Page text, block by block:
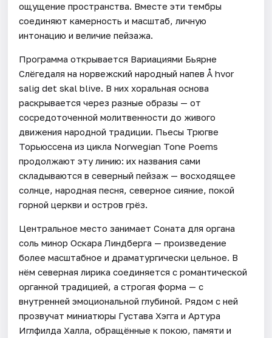
ощущение пространства. Вместе эти тембры
соединяют камерность и масштаб, личную
интонацию и величие пейзажа.
Программа открывается Вариациями Бьярне
Слёгедаля на норвежский народный напев Å hvor
salig det skal blive. В них хоральная основа
раскрывается через разные образы — от
сосредоточенной молитвенности до живого
движения народной традиции. Пьесы Трюгве
Торьюссена из цикла Norwegian Tone Poems
продолжают эту линию: их названия сами
складываются в северный пейзаж — восходящее
солнце, народная песня, северное сияние, покой
горной церкви и остров грёз.
Центральное место занимает Соната для органа
соль минор Оскара Линдберга — произведение
более масштабное и драматургически цельное. В
нём северная лирика соединяется с романтической
органной традицией, а строгая форма — с
внутренней эмоциональной глубиной. Рядом с ней
прозвучат миниатюры Густава Хэгга и Артура
Иглфилда Халла, обращённые к покою, памяти и